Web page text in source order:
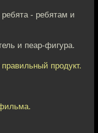
- ребятам и
и пеар-фигура.
продукт.